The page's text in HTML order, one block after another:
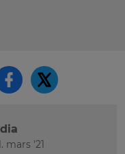
mars '21